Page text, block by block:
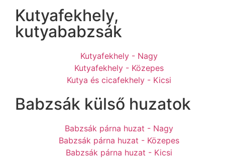
Kutyafekhely,
kutyababzsák
Kutyafekhely - Nagy
Kutyafekhely - Közepes
Kutya és cicafekhely - Kicsi
Babzsák külső huzatok
Babzsák párna huzat - Nagy
Babzsák párna huzat - Közepes
Babzsák párna huzat - Kicsi